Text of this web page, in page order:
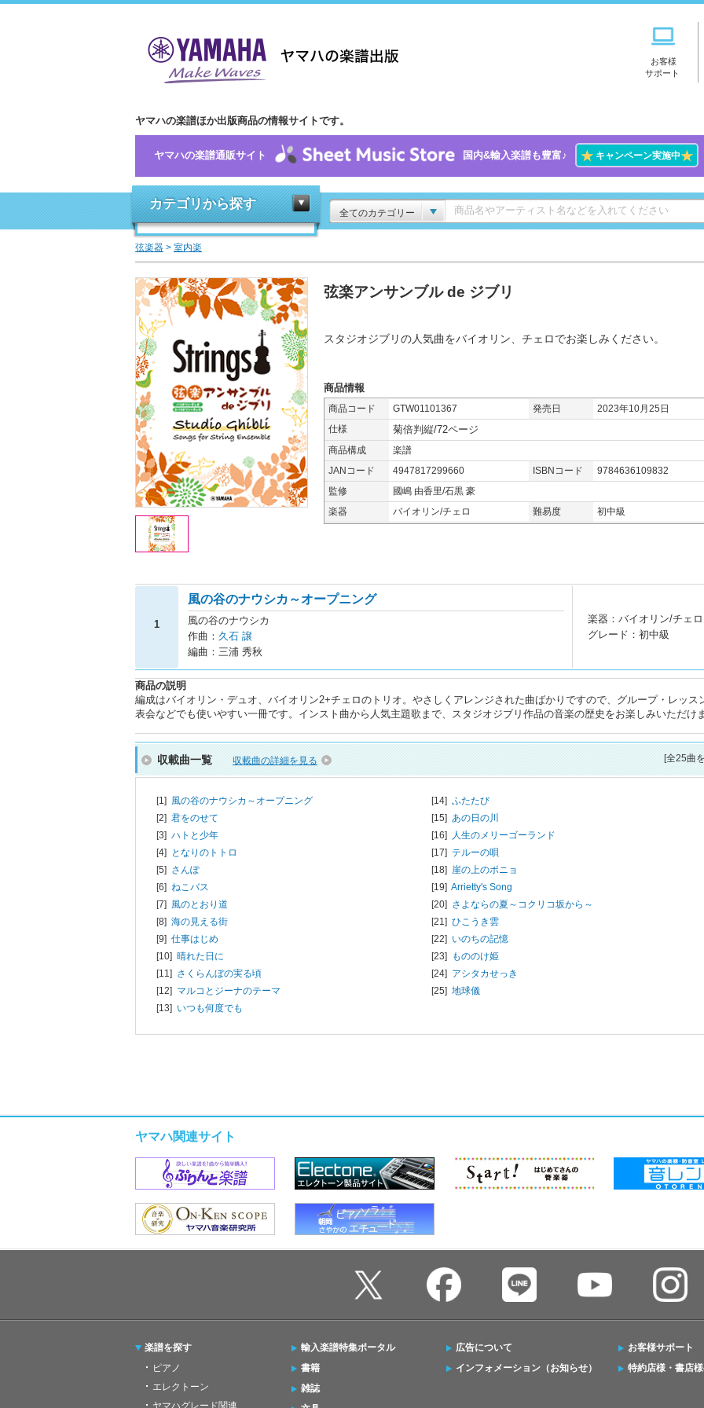
お客様
サポート
ヤマハの楽譜ほか出版商品の情報サイトです。
ヤマハの楽譜通販サイト 国内&輸入楽譜も豊富♪ ★キャンペーン実施中★
カテゴリから探す
全てのカテゴリー
弦楽器 > 室内楽
弦楽アンサンブル de ジブリ
スタジオジブリの人気曲をバイオリン、チェロでお楽しみください。
商品情報
商品コード GTW01101367 発売日
2023年10月25日
仕様
菊倍判縦/72ページ
商品構成
楽譜
JANコード
4947817299660 ISBNコード
9784636109832
監修
國嶋 由香里/石黒 豪
楽器
バイオリン/チェロ 難易度 初中級
1
風の谷のナウシカ～オープニング
風の谷のナウシカ
作曲： 久石 譲
編曲：三浦 秀秋
楽器：バイオリン/チェロ
グレード：初中級
商品の説明
編成はバイオリン・デュオ、バイオリン2+チェロのトリオ。やさしくアレンジされた曲ばかりですので、グループ・レッス
表会などでも使いやすい一冊です。インスト曲から人気主題歌まで、スタジオジブリ作品の音楽の歴史をお楽しみいただけ
収載曲一覧 収載曲の詳細を見る [全25曲
[1] 風の谷のナウシカ～オープニング
[2] 君をのせて
[3] ハトと少年
[4] となりのトトロ
[5] さんぽ
[6] ねこバス
[7] 風のとおり道
[8] 海の見える街
[9] 仕事はじめ
[10] 晴れた日に
[11] さくらんぼの実る頃
[12] マルコとジーナのテーマ
[13] いつも何度でも
[14] ふたたび
[15] あの日の川
[16] 人生のメリーゴーランド
[17] テルーの唄
[18] 崖の上のポニョ
[19] Arrietty's Song
[20] さよならの夏～コクリコ坂から～
[21] ひこうき雲
[22] いのちの記憶
[23] もののけ姫
[24] アシタカせっき
[25] 地球儀
ヤマハ関連サイト
楽譜を探す
ピアノ
エレクトーン
ヤマハグレード関連
輸入楽譜特集ポータル
書籍
雑誌
広告について
インフォメーション（お知らせ）
お客様サポート
特約店様・書店